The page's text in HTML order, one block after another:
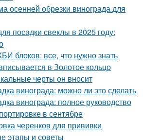
осенней обрезки винограда для
посадки свеклы в 2025 году:
блоков: все, что нужно знать
в Золотое кольцо
черты он вносит
винограда: можно ли это сделать
винограда: полное руководство
в сентябре
черенков для прививки
этапы и советы